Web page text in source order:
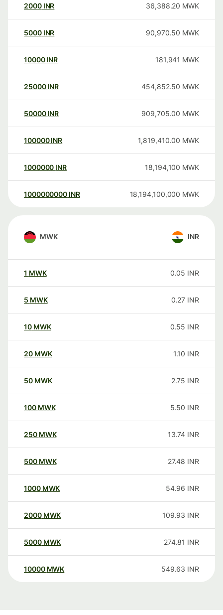
2000 INR 36,388.20 MWK
5000 INR 90,970.50 MWK
10000 INR 181,941 MWK
25000 INR 454,852.50 MWK
50000 INR 909,705.00 MWK
100000 INR 1,819,410.00 MWK
1000000 INR 18,194,100 MWK
1000000000 INR 18,194,100,000 MWK
MWK INR
1 MWK 0.05 INR
5 MWK 0.27 INR
10 MWK 0.55 INR
20 MWK 1.10 INR
50 MWK 2.75 INR
100 MWK 5.50 INR
250 MWK 13.74 INR
500 MWK 27.48 INR
1000 MWK 54.96 INR
2000 MWK 109.93 INR
5000 MWK 274.81 INR
10000 MWK 549.63 INR